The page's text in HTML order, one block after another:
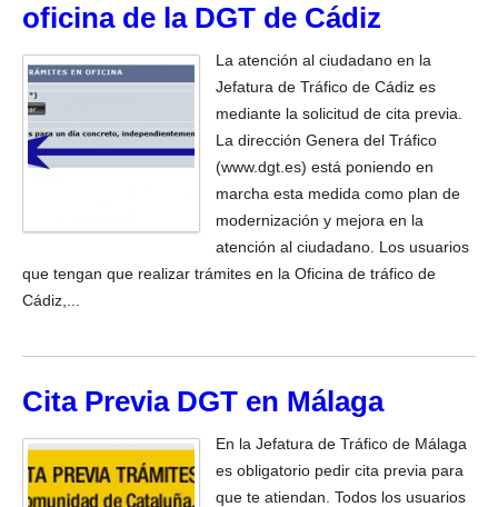
oficina de la DGT de Cádiz
La atención al ciudadano en la
Jefatura de Tráfico de Cádiz es
mediante la solicitud de cita previa.
La dirección Genera del Tráfico
(www.dgt.es) está poniendo en
marcha esta medida como plan de
modernización y mejora en la
atención al ciudadano. Los usuarios
que tengan que realizar trámites en la Oficina de tráfico de
Cádiz,...
Cita Previa DGT en Málaga
En la Jefatura de Tráfico de Málaga
es obligatorio pedir cita previa para
que te atiendan. Todos los usuarios